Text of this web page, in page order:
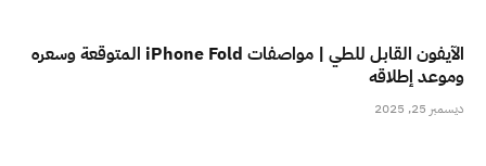
الآيفون القابل للطي | مواصفات iPhone Fold المتوقعة وسعره
وموعد إطلاقه
ديسمبر 25, 2025